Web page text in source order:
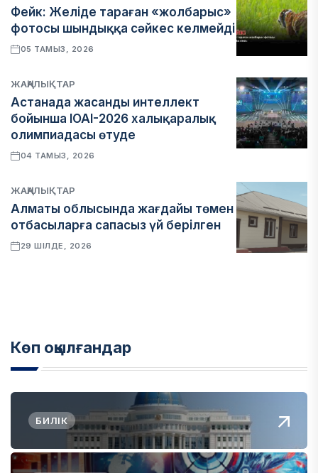
Фейк: Желіде тараған «жолбарыс»
фотосы шындыққа сәйкес келмейді
05 ТАМЫЗ, 2026
ЖАҢАЛЫҚТАР
Астанада жасанды интеллект
бойынша IOAI-2026 халықаралық
олимпиадасы өтуде
04 ТАМЫЗ, 2026
ЖАҢАЛЫҚТАР
Алматы облысында жағдайы төмен
отбасыларға сапасыз үй берілген
29 ШІЛДЕ, 2026
Көп оқылғандар
БИЛІК